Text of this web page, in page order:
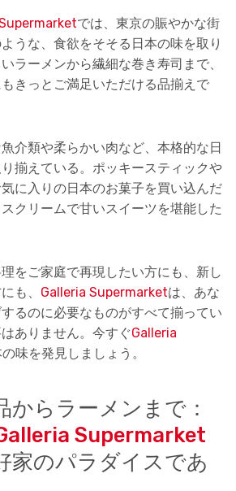
では、東京の賑やかな街
うな、食欲をそそる日本の味を取り
ラーメンから繊細な巻き寿司まで、
きっとご満足いただける品揃えで
介類や柔らかい肉など、本格的な日
揃えている。ポッキースティックや
に入りの日本のお菓子を買い込んだ
クリームで甘いスイーツを堪能した
をご家庭で再現したい方にも、新し
も、 Galleria Supermarketは、あな
るのに必要なものがすべて揃ってい
ありません。今すぐGalleria
味を発見しましょう。
からラーメンまで：
Supermarket
家のパラダイスであ